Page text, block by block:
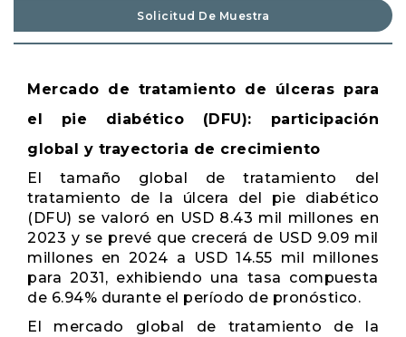
Solicitud De Muestra
Mercado de tratamiento de úlceras para
el pie diabético (DFU): participación
global y trayectoria de crecimiento
El tamaño global de tratamiento del
tratamiento de la úlcera del pie diabético
(DFU) se valoró en USD 8.43 mil millones en
2023 y se prevé que crecerá de USD 9.09 mil
millones en 2024 a USD 14.55 mil millones
para 2031, exhibiendo una tasa compuesta
de 6.94% durante el período de pronóstico.
El mercado global de tratamiento de la